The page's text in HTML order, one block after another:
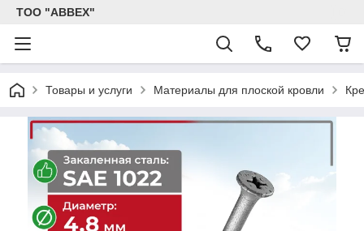
ТОО "ABBEX"
Товары и услуги Материалы для плоской кровли